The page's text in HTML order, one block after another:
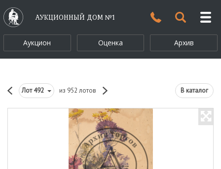
АУКЦИОННЫЙ ДОМ №1
Аукцион Оценка Архив
Лот492 из 952 лотов В каталог